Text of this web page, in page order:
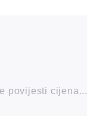
povijesti cijena...